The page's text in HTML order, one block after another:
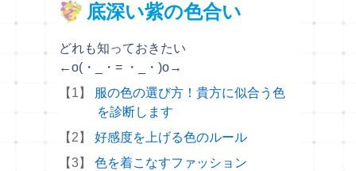
底深い紫の色合い
どれも知っておきたい
←o(・_・= ・_・)o→
【1】
服の色の選び方！貴方に似合う色
を診断します
【2】 好感度を上げる色のルール
【3】 色を着こなすファッション